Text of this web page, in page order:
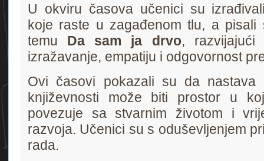
U okviru časova učenici su
koje raste u zagađenom tlu, a
temu Da sam ja drvo, razvijajući
izražavanje, empatiju i odgovornost
Ovi časovi pokazali su da nastava
književnosti može biti prostor u
povezuje sa stvarnim životom i
razvoja. Učenici su s oduševljenjem
rada.